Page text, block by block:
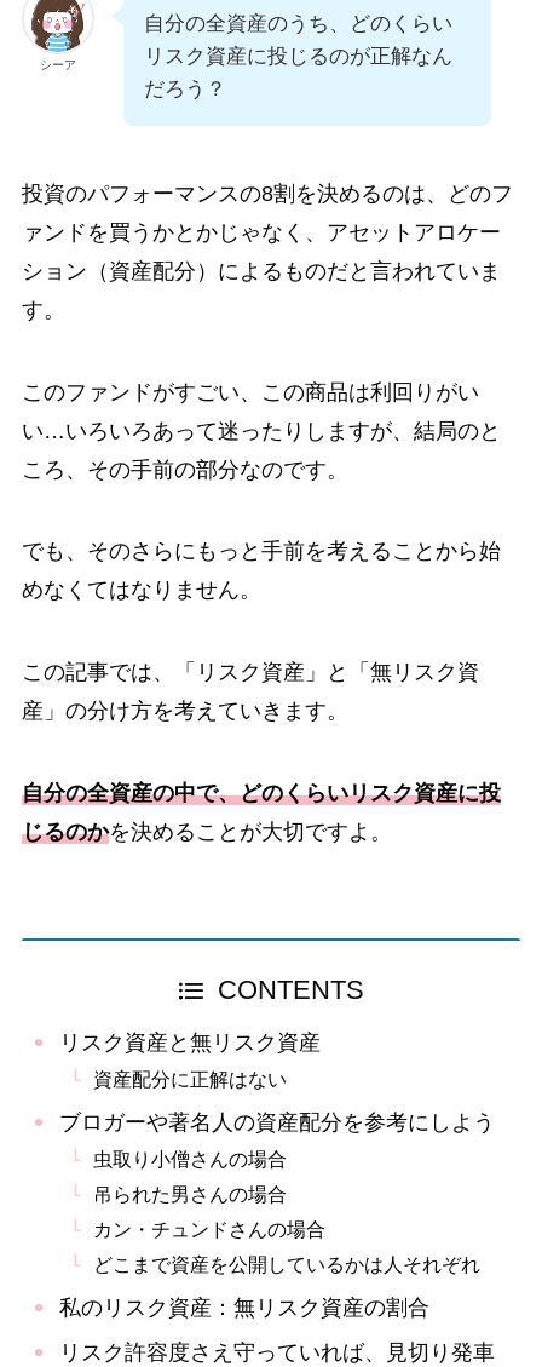
シーア
自分の全資産のうち、どのくらい
リスク資産に投じるのが正解なん
だろう？
投資のパフォーマンスの8割を決めるのは、どのフ
ァンドを買うかとかじゃなく、アセットアロケー
ション（資産配分）によるものだと言われていま
す。
このファンドがすごい、この商品は利回りがい
い…いろいろあって迷ったりしますが、結局のと
ころ、その手前の部分なのです。
でも、そのさらにもっと手前を考えることから始
めなくてはなりません。
この記事では、「リスク資産」と「無リスク資
産」の分け方を考えていきます。
自分の全資産の中で、どのくらいリスク資産に投
じるのかを決めることが大切ですよ。
CONTENTS
リスク資産と無リスク資産
資産配分に正解はない
ブロガーや著名人の資産配分を参考にしよう
虫取り小僧さんの場合
吊られた男さんの場合
カン・チュンドさんの場合
どこまで資産を公開しているかは人それぞれ
私のリスク資産：無リスク資産の割合
リスク許容度さえ守っていれば、見切り発車